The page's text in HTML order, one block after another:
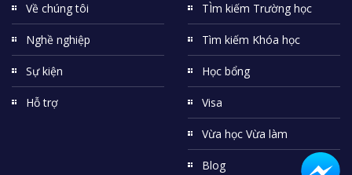
Về chúng tôi
Nghề nghiệp
Sự kiện
Hỗ trợ
TÌm kiếm Trường học
Tìm kiếm Khóa học
Học bổng
Visa
Vừa học Vừa làm
Blog